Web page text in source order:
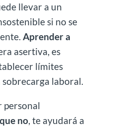
llevar a un
si no se
Aprender a
asertiva, es
límites
laboral.
personal
no, te ayudará a